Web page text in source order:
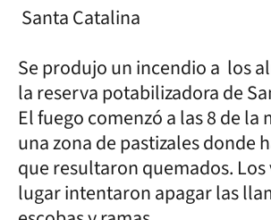
Santa Catalina
Se produjo un incendio a los
la reserva potabilizadora de
El fuego comenzó a las 8 de la
una zona de pastizales donde
que resultaron quemados. Los
lugar intentaron apagar las